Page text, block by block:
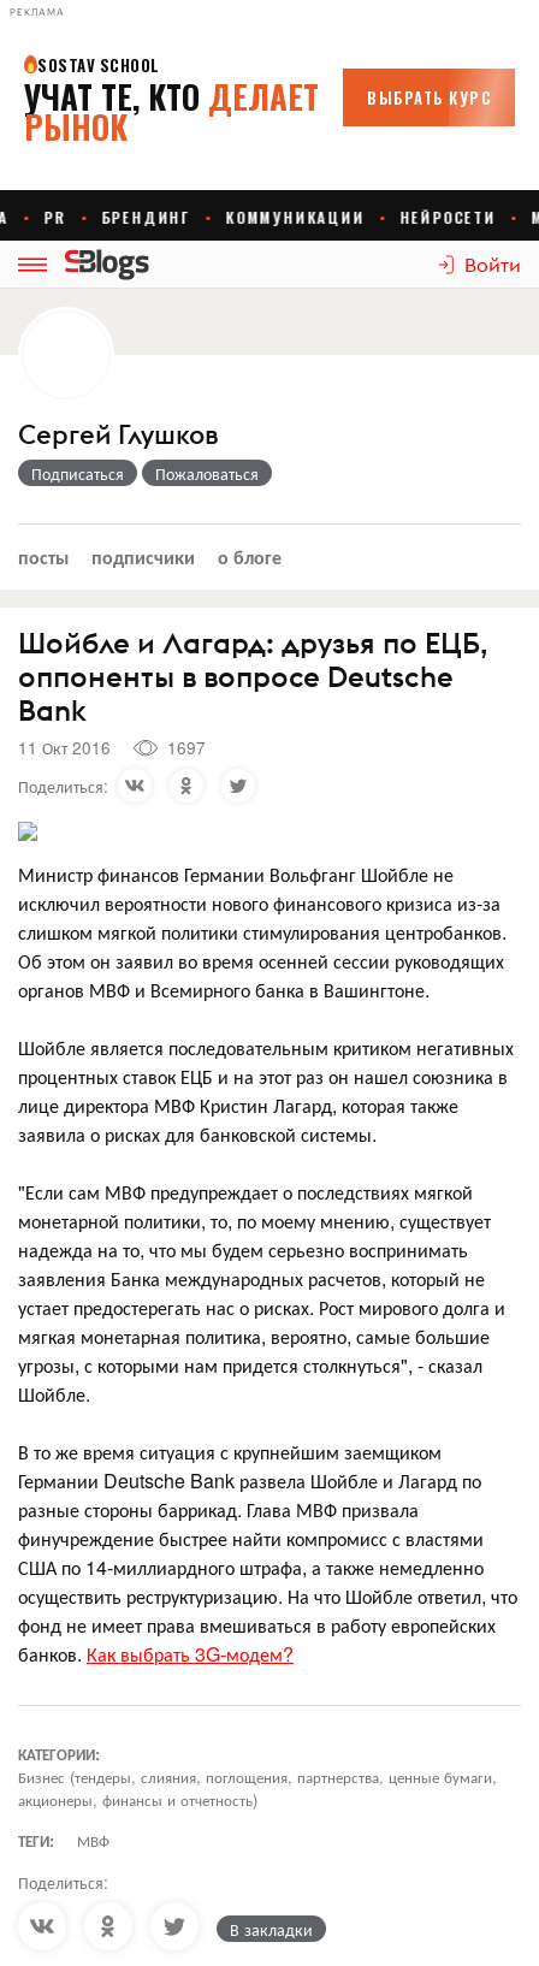
РЕКЛАМА
Войти
Сергей Глушков
Подписаться Пожаловаться
посты подписчики о блоге
Шойбле и Лагард: друзья по ЕЦБ,
оппоненты в вопросе Deutsche
Bank
11 Окт 2016
1697
Поделиться:
Министр финансов Германии Вольфганг Шойбле не
исключил вероятности нового финансового кризиса из-за
слишком мягкой политики стимулирования центробанков.
Об этом он заявил во время осенней сессии руководящих
органов МВФ и Всемирного банка в Вашингтоне.
Шойбле является последовательным критиком негативных
процентных ставок ЕЦБ и на этот раз он нашел союзника в
лице директора МВФ Кристин Лагард, которая также
заявила о рисках для банковской системы.
"Если сам МВФ предупреждает о последствиях мягкой
монетарной политики, то, по моему мнению, существует
надежда на то, что мы будем серьезно воспринимать
заявления Банка международных расчетов, который не
устает предостерегать нас о рисках. Рост мирового долга и
мягкая монетарная политика, вероятно, самые большие
угрозы, с которыми нам придется столкнуться", - сказал
Шойбле.
В то же время ситуация с крупнейшим заемщиком
Германии Deutsche Bank развела Шойбле и Лагард по
разные стороны баррикад. Глава МВФ призвала
финучреждение быстрее найти компромисс с властями
США по 14-миллиардного штрафа, а также немедленно
осуществить реструктуризацию. На что Шойбле ответил, что
фонд не имеет права вмешиваться в работу европейских
банков. Как выбрать 3G-модем?
КАТЕГОРИИ:
Бизнес (тендеры, слияния, поглощения, партнерства, ценные бумаги,
акционеры, финансы и отчетность)
ТЕГИ:
МВФ
Поделиться:
В закладки